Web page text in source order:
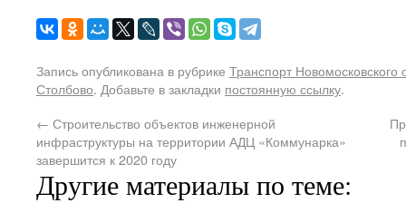
Запись опубликована в рубрике Транспорт Новомосковского
Столбово. Добавьте в закладки постоянную ссылку.
← Строительство объектов инженерной
инфраструктуры на территории АДЦ «Коммунарка»
завершится к 2020 году
Другие материалы по теме: